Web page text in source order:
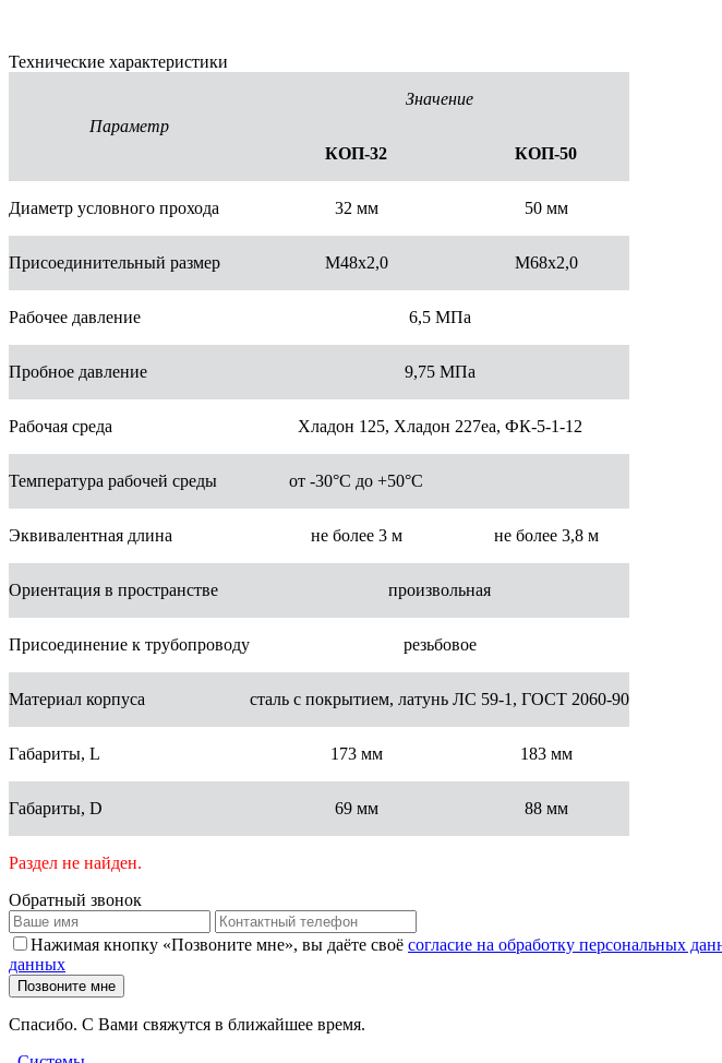
Технические характеристики
Параметр
Значение
КОП-32 КОП-50
Диаметр условного прохода 32 мм 50 мм
Присоединительный размер М48х2,0 М68х2,0
Рабочее давление 6,5 МПа
Пробное давление 9,75 МПа
Рабочая среда Хладон 125, Хладон 227еа, ФК-5-1-12
Температура рабочей среды от -30°С до +50°С
Эквивалентная длина не более 3 м не более 3,8 м
Ориентация в пространстве произвольная
Присоединение к трубопроводу резьбовое
Материал корпуса сталь с покрытием, латунь ЛС 59-1, ГОСТ 2060-90
Габариты, L 173 мм 183 мм
Габариты, D 69 мм 88 мм
Раздел не найден.
Обратный звонок
Нажимая кнопку «Позвоните мне», вы даёте своё согласие на обработку персональных
данных
Позвоните мне
Спасибо. С Вами свяжутся в ближайшее время.